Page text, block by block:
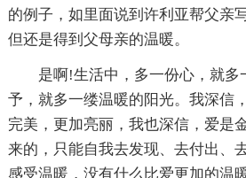
的例子，如里面说到许利亚帮父亲
但还是得到父母亲的温暖。
是啊!生活中，多一份心，就多
予，就多一缕温暖的阳光。我深信
完美，更加亮丽，我也深信，爱是
来的，只能自我去发现、去付出、
感受温暖，没有什么比爱更加的温暖